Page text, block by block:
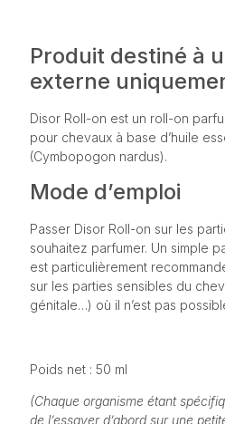
Produit destiné à
externe
Disor Roll-on est un roll-on
pour chevaux à base d’huile
(Cymbopogon nardus).
Mode d’emploi
Passer Disor Roll-on sur les
souhaitez parfumer. Un simple
est particulièrement
sur les parties sensibles du
génitale…) où il n’est pas
Poids net : 50 ml
(Chaque organisme étant
de l’essayer d’abord sur une